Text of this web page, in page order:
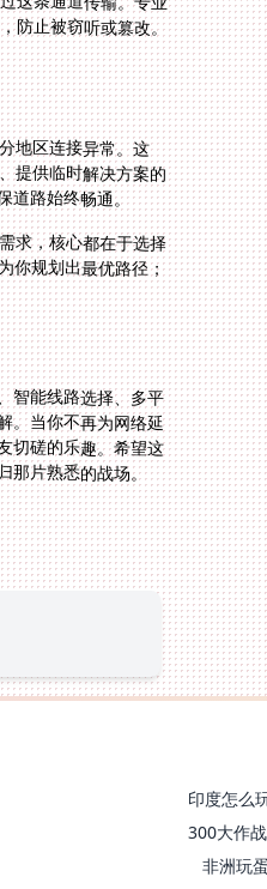
地区连接异常。这
供临时解决方案的
道路始终畅通。
求，核心都在于选择
你规划出最优路径；
智能线路选择、多平
。当你不再为网络延
切磋的乐趣。希望这
那片熟悉的战场。
非洲玩